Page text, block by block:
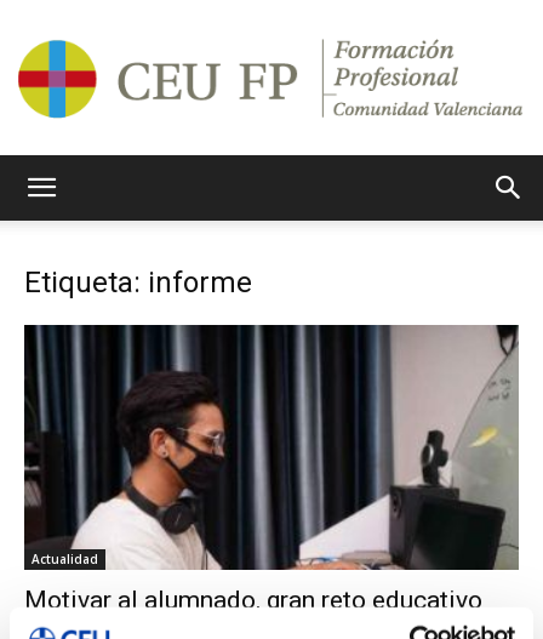
Etiqueta: informe
Actualidad
Motivar al alumnado, gran reto educativo
ISEP CEU CV 0